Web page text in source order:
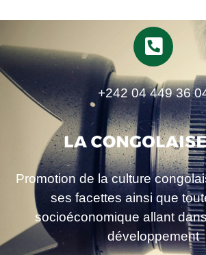
+242 04 449 36
Promotion de la culture
ses facettes ainsi que
socioéconomique allant
développement